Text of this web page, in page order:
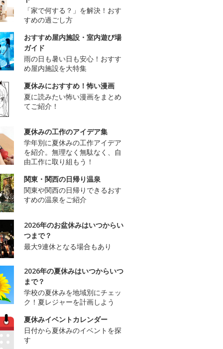
「家で何する？」を解決！おす
すめの過ごし方
おすすめ屋内施設・室内遊び場
ガイド
雨の日も暑い日も安心！おすす
め屋内施設を大特集
夏休みにおすすめ！怖い漫画
夏に読みたい怖い漫画をまとめ
てご紹介！
夏休みの工作のアイデア集
学年別に夏休みの工作アイデア
を紹介。無理なく無駄なく、自
由工作に取り組もう！
関東・関西の日帰り温泉
関東や関西の日帰りできるおす
すめの温泉をご紹介
2026年のお盆休みはいつからい
つまで？
最大9連休となる場合もあり
2026年の夏休みはいつからいつ
まで？
学校の夏休みを地域別にチェッ
ク！夏レジャーを計画しよう
夏休みイベントカレンダー
日付から夏休みのイベントを探
す